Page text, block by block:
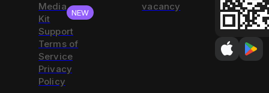
Media
Kit
NEW
Support
Terms of
Service
Privacy
Policy
vacancy